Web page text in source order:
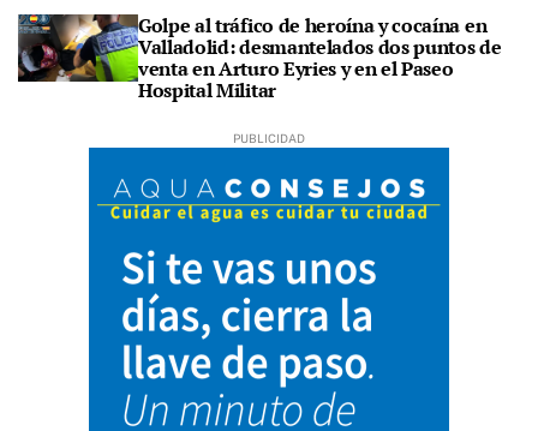
Golpe al tráfico de heroína y cocaína en
Valladolid: desmantelados dos puntos de
venta en Arturo Eyries y en el Paseo
Hospital Militar